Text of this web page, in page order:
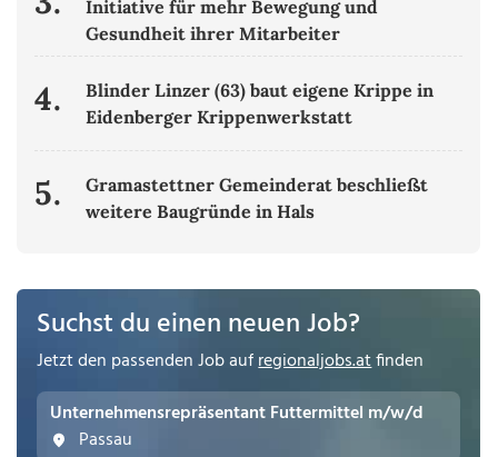
Initiative für mehr Bewegung und
Gesundheit ihrer Mitarbeiter
4.
Blinder Linzer (63) baut eigene Krippe in
Eidenberger Krippenwerkstatt
5.
Gramastettner Gemeinderat beschließt
weitere Baugründe in Hals
Suchst du einen neuen Job?
Jetzt den passenden Job aufregionaljobs.atfinden
Unternehmensrepräsentant Futtermittel m/w/d
Passau